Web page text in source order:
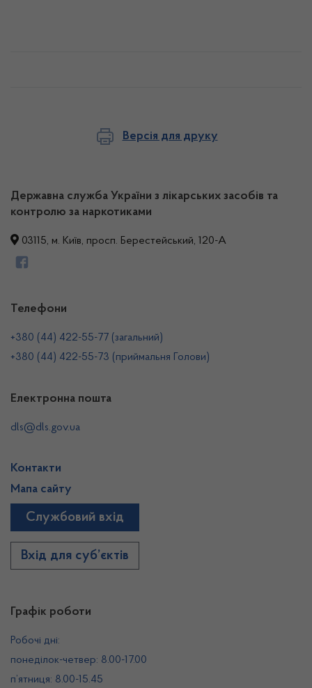
Версія для друку
Державна служба України з лікарських засобів та
контролю за наркотиками
03115, м. Київ, просп. Берестейський, 120-А
Графік роботи
Робочі дні:
понеділок-четвер: 8.00-17.00
п’ятниця: 8.00-15.45
Телефони
+380 (44) 422-55-77 (загальний)
+380 (44) 422-55-73 (приймальня Голови)
Електронна пошта
dls@dls.gov.ua
Контакти
Мапа сайту
Службовий вхід
Вхід для суб’єктів